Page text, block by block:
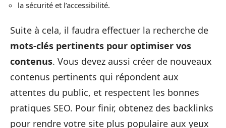
la sécurité et l’accessibilité.
Suite à cela, il faudra effectuer la recherche de
mots-clés pertinents pour optimiser vos
contenus. Vous devez aussi créer de nouveaux
contenus pertinents qui répondent aux
attentes du public, et respectent les bonnes
pratiques SEO. Pour finir, obtenez des backlinks
pour rendre votre site plus populaire aux yeux